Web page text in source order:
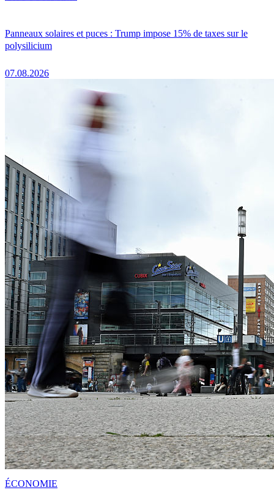
Panneaux solaires et puces : Trump impose 15% de taxes sur le
polysilicium
07.08.2026
ÉCONOMIE